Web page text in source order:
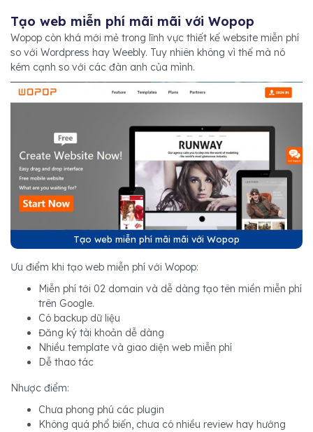
Tạo web miễn phí mãi mãi với Wopop
Wopop còn khá mới mẻ trong lĩnh vực thiết kế website miễn phí
so với Wordpress hay Weebly. Tuy nhiên không vì thế mà nó
kém cạnh so với các đàn anh của mình.
Tạo web miễn phí mãi mãi với Wopop
Ưu điểm khi tạo web miễn phí với Wopop:
Miễn phí tới 02 domain và dễ dàng tạo tên miền miễn phí
trên Google.
Có backup dữ liệu
Đăng ký tài khoản dễ dàng
Nhiều template và giao diện web miễn phí
Dễ thao tác
Nhược điểm:
Chưa phong phú các plugin
Không quá phổ biến, chưa có nhiều review hay hướng